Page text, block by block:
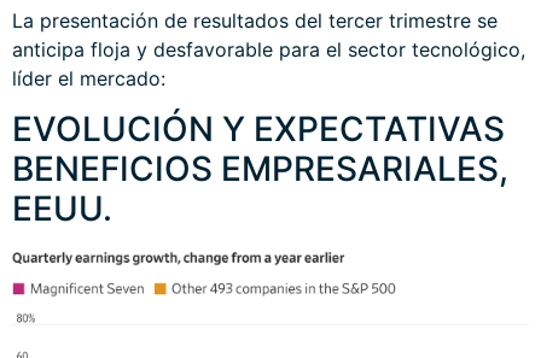
La presentación de resultados del tercer trimestre se
anticipa floja y desfavorable para el sector tecnológico,
líder el mercado:
EVOLUCIÓN Y EXPECTATIVAS
BENEFICIOS EMPRESARIALES,
EEUU.